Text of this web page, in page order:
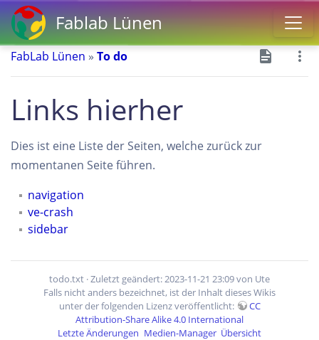
Fablab Lünen
FabLab Lünen » To do
Links hierher
Dies ist eine Liste der Seiten, welche zurück zur
momentanen Seite führen.
navigation
ve-crash
sidebar
todo.txt · Zuletzt geändert: 2023-11-21 23:09 von Ute
Falls nicht anders bezeichnet, ist der Inhalt dieses Wikis
unter der folgenden Lizenz veröffentlicht:
CC
Attribution-Share Alike 4.0 International
Letzte Änderungen Medien-Manager Übersicht